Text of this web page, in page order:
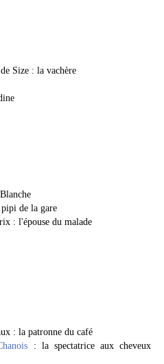
Size : la vachère
de la gare
: l'épouse du malade
: la patronne du café
: la spectatrice aux cheveux